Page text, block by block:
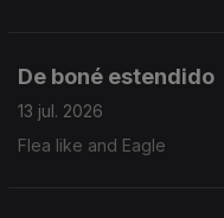
De boné estendido
13 jul. 2026
Flea like and Eagle